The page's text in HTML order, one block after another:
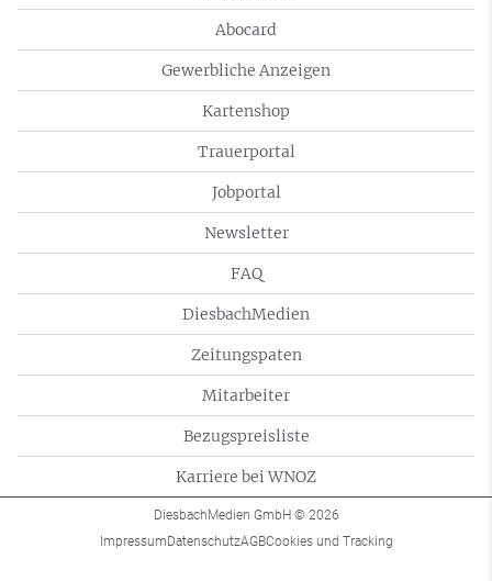
Abocard
Gewerbliche Anzeigen
Kartenshop
Trauerportal
Jobportal
Newsletter
FAQ
DiesbachMedien
Zeitungspaten
Mitarbeiter
Bezugspreisliste
Karriere bei WNOZ
DiesbachMedien GmbH © 2026
ImpressumDatenschutzAGBCookies und Tracking